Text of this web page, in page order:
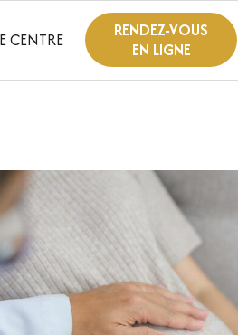
CENTRE
RENDEZ-VOUS
EN LIGNE